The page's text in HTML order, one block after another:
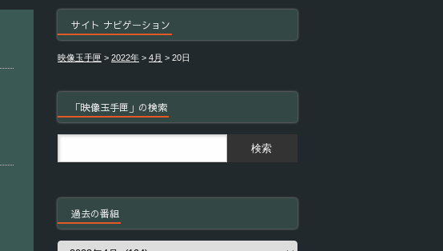
サイト ナビゲーション
映像玉手匣 > 2022年 > 4月 > 20日
「映像玉手匣」の検索
過去の番組
過